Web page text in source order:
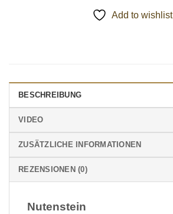
Add to wishlist
BESCHREIBUNG
VIDEO
ZUSÄTZLICHE INFORMATIONEN
REZENSIONEN (0)
Nutenstein